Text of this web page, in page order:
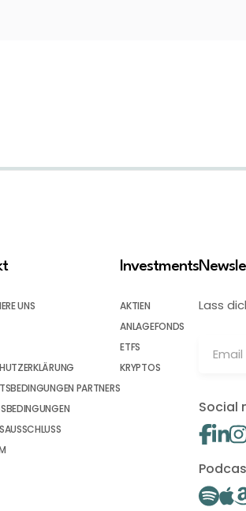
UNS
PARTNERS
Investments
AKTIEN
ANLAGEFONDS
ETFS
KRYPTOS
Lass
Social